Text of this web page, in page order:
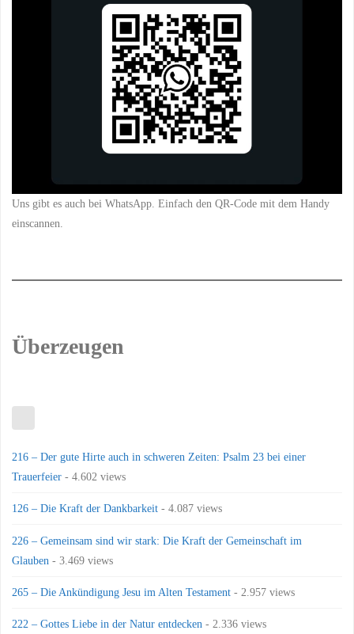
Uns gibt es auch bei WhatsApp. Einfach den QR-Code mit dem Handy
einscannen.
Überzeugen
216 – Der gute Hirte auch in schweren Zeiten: Psalm 23 bei einer
Trauerfeier - 4.602 views
126 – Die Kraft der Dankbarkeit - 4.087 views
226 – Gemeinsam sind wir stark: Die Kraft der Gemeinschaft im
Glauben - 3.469 views
265 – Die Ankündigung Jesu im Alten Testament - 2.957 views
222 – Gottes Liebe in der Natur entdecken - 2.336 views